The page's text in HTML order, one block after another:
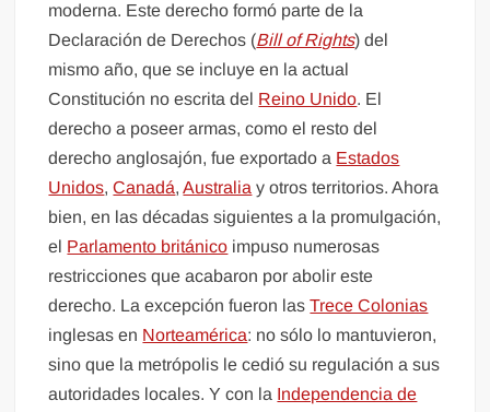
moderna. Este derecho formó parte de la
Declaración de Derechos (Bill of Rights) del
mismo año, que se incluye en la actual
Constitución no escrita del Reino Unido. El
derecho a poseer armas, como el resto del
derecho anglosajón, fue exportado a Estados
Unidos,Canadá,Australia y otros territorios. Ahora
bien, en las décadas siguientes a la promulgación,
el Parlamento británico impuso numerosas
restricciones que acabaron por abolir este
derecho. La excepción fueron lasTrece Colonias
inglesas en Norteamérica: no sólo lo mantuvieron,
sino que la metrópolis le cedió su regulación a sus
autoridades locales. Y con la Independencia de